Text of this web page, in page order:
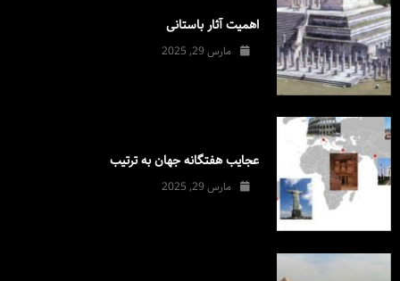
اهمیت آثار باستانی
مارس 29, 2025
عجایب هفتگانه جهان به ترتیب
مارس 29, 2025